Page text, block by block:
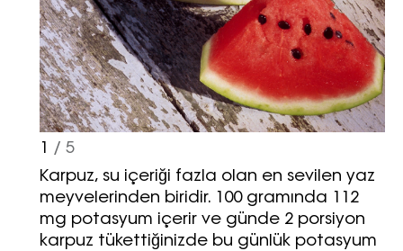
1 / 5
Karpuz, su içeriği fazla olan en sevilen yaz
meyvelerinden biridir. 100 gramında 112
mg potasyum içerir ve günde 2 porsiyon
karpuz tükettiğinizde bu günlük potasyum